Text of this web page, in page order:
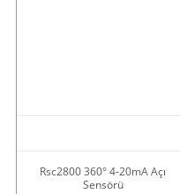
Rsc2800 360° 4-20mA Açı
Sensörü